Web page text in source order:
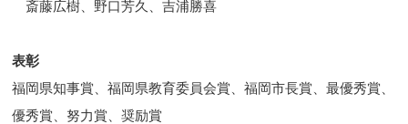
斎藤広樹、野口芳久、吉浦勝喜
表彰
福岡県知事賞、福岡県教育委員会賞、福岡市長賞、最優秀賞、
優秀賞、努力賞、奨励賞